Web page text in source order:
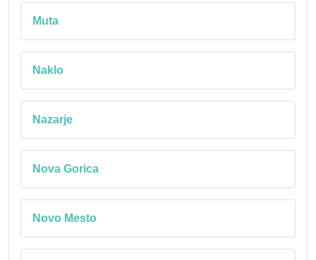
Muta
Naklo
Nazarje
Nova Gorica
Novo Mesto